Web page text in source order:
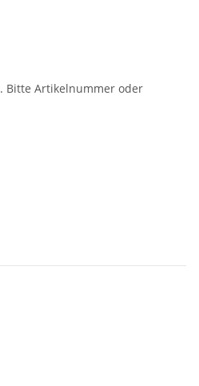
Bitte Artikelnummer oder